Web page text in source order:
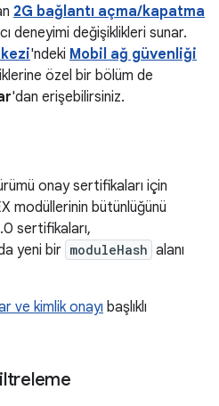
2G bağlantı açma/kapatma
deneyimi değişiklikleri sunar.
'ndeki Mobil ağ güvenliği
özel bir bölüm de
'dan erişebilirsiniz.
onay sertifikaları için
modüllerinin bütünlüğünü
sertifikaları,
yeni bir moduleHash alanı
ve kimlik onayı başlıklı